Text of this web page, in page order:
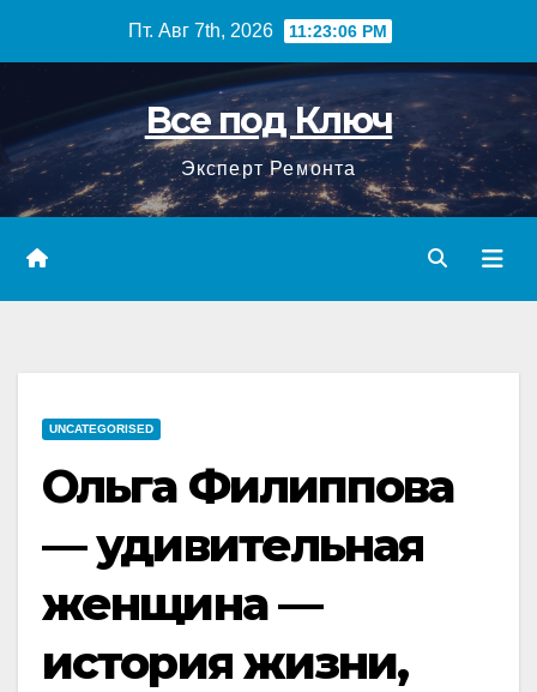
Пт. Авг 7th, 2026 11:23:07 PM
Все под Ключ
Эксперт Ремонта
UNCATEGORISED
Ольга Филиппова
— удивительная
женщина —
история жизни,